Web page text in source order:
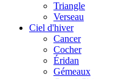
Triangle
Verseau
Ciel d'hiver
Cancer
Cocher
Éridan
Gémeaux